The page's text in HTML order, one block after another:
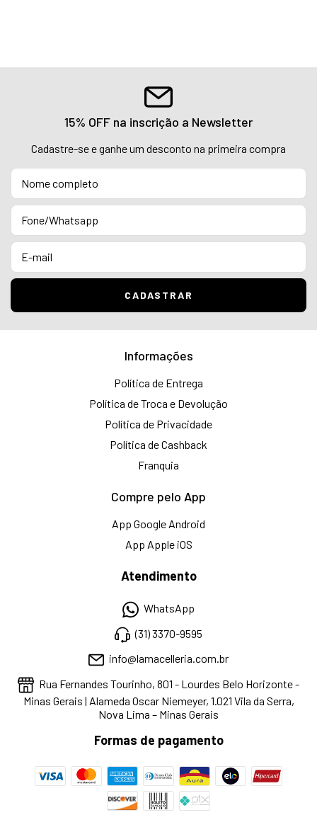
15% OFF na inscrição a Newsletter
Cadastre-se e ganhe um desconto na primeira compra
Informações
Política de Entrega
Política de Troca e Devolução
Política de Privacidade
Política de Cashback
Franquia
Compre pelo App
App Google Android
App Apple iOS
Atendimento
WhatsApp
(31) 3370-9595
info@lamacelleria.com.br
Rua Fernandes Tourinho, 801 - Lourdes Belo Horizonte -
Minas Gerais | Alameda Oscar Niemeyer, 1.021 Vila da Serra,
Nova Lima – Minas Gerais
Formas de pagamento